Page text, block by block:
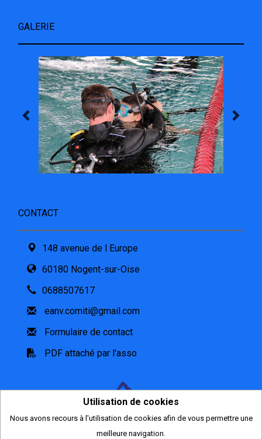
GALERIE
CONTACT
148 avenue de l Europe
60180 Nogent-sur-Oise
0688507617
eanv.comiti@gmail.com
Formulaire de contact
PDF attaché par l'asso
2026
Utilisation de cookies
Nous avons recours à l'utilisation de cookies afin de vous permettre une
meilleure navigation.